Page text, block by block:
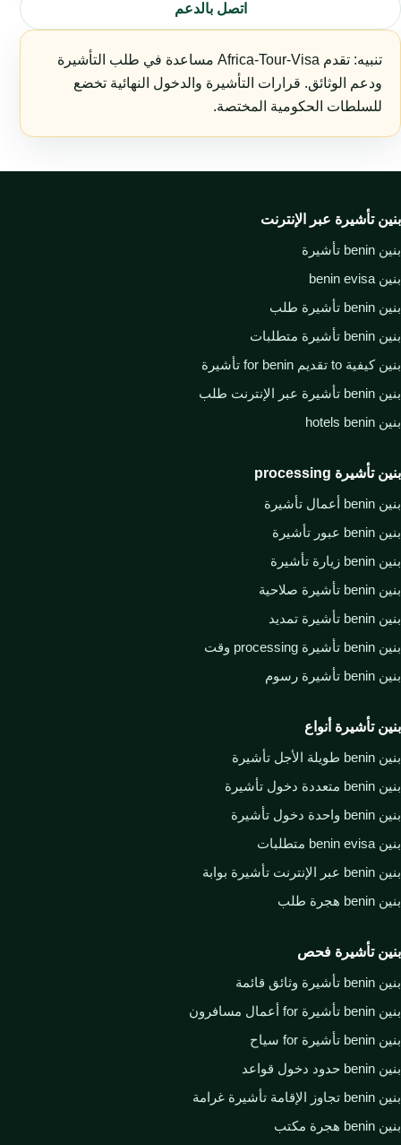
اتصل بالدعم
تنبيه: تقدم Africa-Tour-Visa مساعدة في طلب التأشيرة
ودعم الوثائق. قرارات التأشيرة والدخول النهائية تخضع
للسلطات الحكومية المختصة.
بنين تأشيرة عبر الإنترنت
بنين benin تأشيرة
بنين benin evisa
بنين benin تأشيرة طلب
بنين benin تأشيرة متطلبات
بنين كيفية to تقديم for benin تأشيرة
بنين benin تأشيرة عبر الإنترنت طلب
بنين hotels benin
بنين تأشيرة processing
بنين benin أعمال تأشيرة
بنين benin عبور تأشيرة
بنين benin زيارة تأشيرة
بنين benin تأشيرة صلاحية
بنين benin تأشيرة تمديد
بنين benin تأشيرة processing وقت
بنين benin تأشيرة رسوم
بنين تأشيرة أنواع
بنين benin طويلة الأجل تأشيرة
بنين benin متعددة دخول تأشيرة
بنين benin واحدة دخول تأشيرة
بنين benin evisa متطلبات
بنين benin عبر الإنترنت تأشيرة بوابة
بنين benin هجرة طلب
بنين تأشيرة فحص
بنين benin تأشيرة وثائق قائمة
بنين benin تأشيرة for أعمال مسافرون
بنين benin تأشيرة for سياح
بنين benin حدود دخول قواعد
بنين benin تجاوز الإقامة تأشيرة غرامة
بنين benin هجرة مكتب